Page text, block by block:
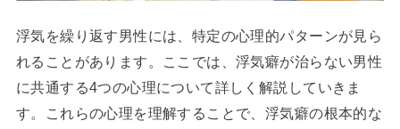
浮気を繰り返す男性には、特定の心理的パターンが見ら
れることがあります。ここでは、浮気癖が治らない男性
に共通する4つの心理について詳しく解説していきま
す。これらの心理を理解することで、浮気癖の根本的な